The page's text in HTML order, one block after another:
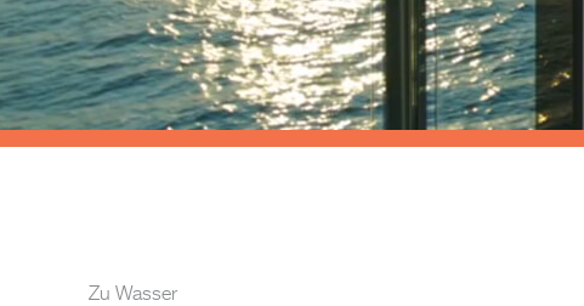
Zu Wasser